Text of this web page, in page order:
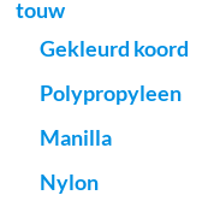
touw
Gekleurd koord
Polypropyleen
Manilla
Nylon